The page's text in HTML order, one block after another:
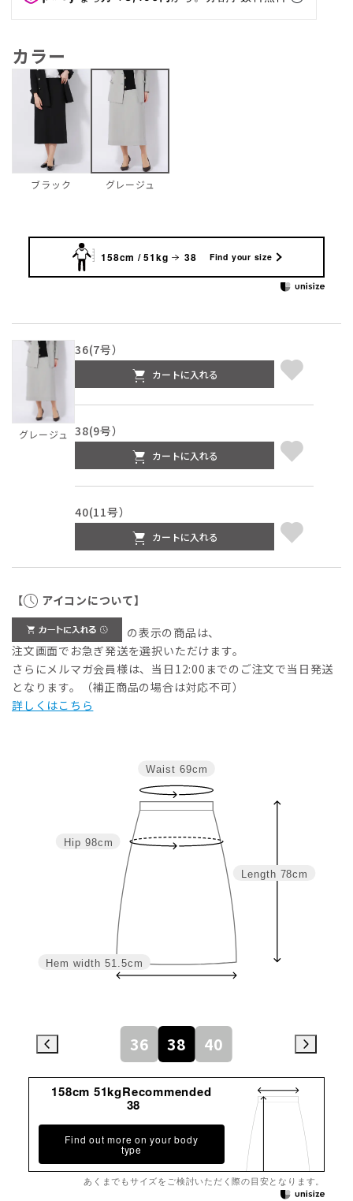
カラー
ブラック グレージュ
158cm / 51kg 38 Find your size
グレージュ
36(7号）
カートに入れる
38(9号）
カートに入れる
40(11号）
カートに入れる
【 アイコンについて】
の表示の商品は、
注文画面でお急ぎ発送を選択いただけます。
さらにメルマガ会員様は、当日12:00までのご注文で当日発送
となります。（補正商品の場合は対応不可）
詳しくはこちら
Length 78cm
Hem width 51.5cm
Hip 98cm
Waist 69cm
36 38 40
158cm 51kgRecommended
38
Find out more on your body
type
あくまでもサイズをご検討いただく際の目安となります。